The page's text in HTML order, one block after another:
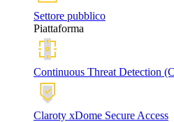
Settore pubblico
Piattaforma
Continuous Threat Detection
Claroty xDome Secure Access